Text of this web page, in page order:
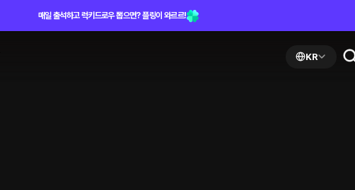
매일 출석하고 럭키드로우 뽑으면? 플링이 와르르!
KR